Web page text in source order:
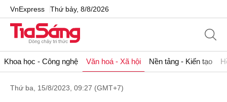
VnExpress Thứ bảy, 8/8/2026
Khoa học - Công nghệ Văn hoá - Xã hội Nền tảng - Kiến tạo
Thứ ba, 15/8/2023, 09:27 (GMT+7)